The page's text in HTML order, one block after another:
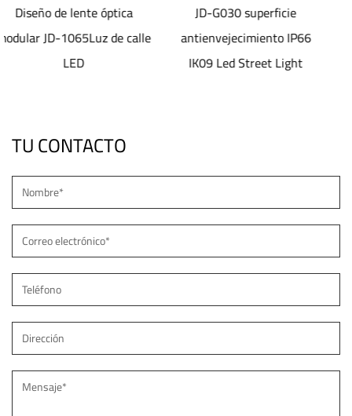
calle
JD-G030 superficie
antienvejecimiento IP66
IK09 Led Street Light
Luz de calle Led
electrostática
antienvejecimiento
TU CONTACTO